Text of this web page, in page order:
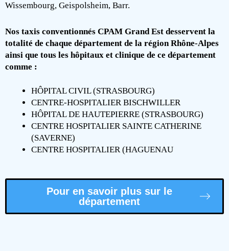
Wissembourg, Geispolsheim, Barr.
Nos taxis conventionnés CPAM Grand Est desservent la
totalité de chaque département de la région Rhône-Alpes
ainsi que tous les hôpitaux et clinique de ce département
comme :
HÔPITAL CIVIL (STRASBOURG)
CENTRE-HOSPITALIER BISCHWILLER
HÔPITAL DE HAUTEPIERRE (STRASBOURG)
CENTRE HOSPITALIER SAINTE CATHERINE
(SAVERNE)
CENTRE HOSPITALIER (HAGUENAU
Pour en savoir plus sur le
département